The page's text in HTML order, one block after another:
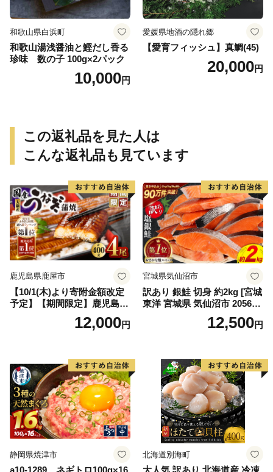
和歌山県白浜町
和歌山湯浅醤油と鰹だし香る
珍味 数の子 100g×2パック
10,000円
愛媛県地酒の隠れ郷
【愛育フィッシュ】真鯛(45)
20,000円
この返礼品を見た人は
こんな返礼品も見ています
鹿児島県鹿屋市
【10/1(木)より寄附金額改定
予定】【期間限定】鹿児島県
大隅産うなぎ蒲焼4尾（400
g） KN007-02312,000円
宮城県気仙沼市
訳あり 銀鮭 切身 約2kg [宮城
東洋 宮城県 気仙沼市 205649
91] 鮭 魚介類 海鮮 訳アリ 規
格外 不揃い さけ サケ 鮭切身
切り身 魚 わけあり
12,500円
静岡県焼津市 北海道別海町